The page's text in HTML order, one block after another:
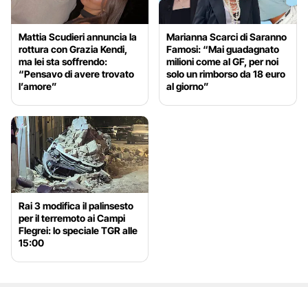
Mattia Scudieri annuncia la
rottura con Grazia Kendi,
ma lei sta soffrendo:
“Pensavo di avere trovato
l’amore”
Marianna Scarci di Saranno
Famosi: “Mai guadagnato
milioni come al GF, per noi
solo un rimborso da 18 euro
al giorno”
Rai 3 modifica il palinsesto
per il terremoto ai Campi
Flegrei: lo speciale TGR alle
15:00